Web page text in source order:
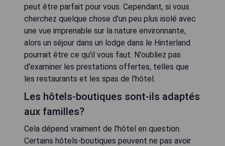
peut être parfait pour vous. Cependant, si vous
cherchez quelque chose d'un peu plus isolé avec
une vue imprenable sur la nature environnante,
alors un séjour dans un lodge dans le Hinterland
pourrait être ce qu'il vous faut. N'oubliez pas
d'examiner les prestations offertes, telles que
les restaurants et les spas de l'hôtel.
Les hôtels-boutiques sont-ils adaptés
aux familles?
Cela dépend vraiment de l'hôtel en question.
Certains hôtels-boutiques peuvent ne pas avoir